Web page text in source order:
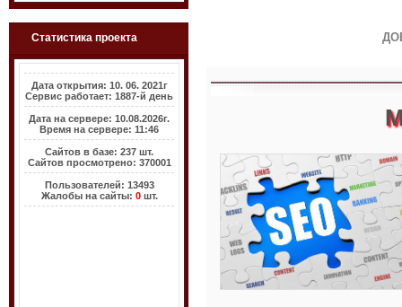
Статистика проекта
Дата открытия: 10. 06. 2021г
Сервис работает: 1887-й день
Дата на сервере: 10.08.2026г.
Время на сервере: 11:46
Сайтов в базе: 237 шт.
Сайтов просмотрено: 370001
Пользователей: 13493
Жалобы на сайты: 0шт.